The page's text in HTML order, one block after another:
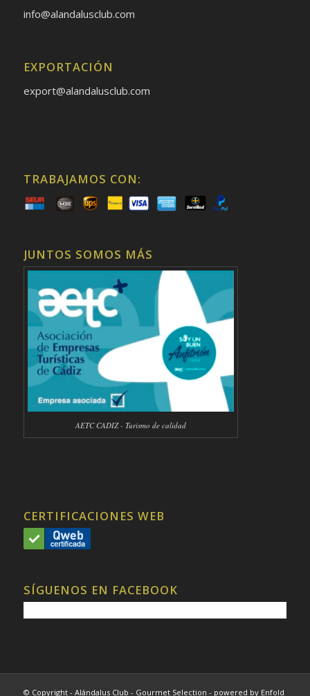
info@alandalusclub.com
EXPORTACIÓN
export@alandalusclub.com
TRABAJAMOS CON:
JUNTOS SOMOS MÁS
AETC CADIZ - Turismo de calidad
CERTIFICACIONES WEB
SÍGUENOS EN FACEBOOK
© Copyright - Alándalus Club - Gourmet Selection - powered by Enfold